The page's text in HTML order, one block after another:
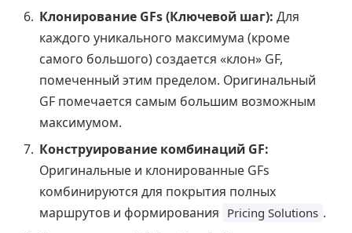
Клонирование GFs (Ключевой шаг): Для
каждого уникального максимума (кроме
самого большого) создается «клон» GF,
помеченный этим пределом. Оригинальный
GF помечается самым большим возможным
максимумом.
Конструирование комбинаций GF:
Оригинальные и клонированные GFs
комбинируются для покрытия полных
маршрутов и формирования Pricing Solutions .